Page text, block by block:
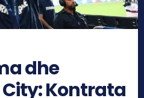
dhe
Kontrata